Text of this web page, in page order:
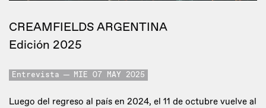
CREAMFIELDS ARGENTINA
Edición 2025
Entrevista MIE 07 MAY 2025
Luego del regreso al país en 2024, el 11 de octubre vuelve al